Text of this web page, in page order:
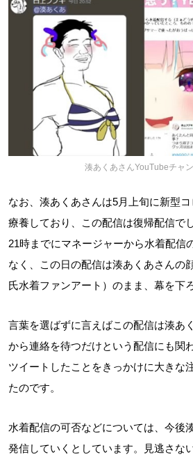
湊あくあさんYouTubeチャ
なお、湊あくあさんは5月上旬に新型
療養しており、この配信は復帰配信で
21時までにマネージャーから水着配信
なく、この日の配信は湊あくあさんの
氏水着ファンアート）のまま、幕を下
言葉を選ばずに言えばこの配信は湊あ
から連絡を待つだけという配信にも関
ツイートしたことをきっかけに大きな
たのです。
水着配信の可否などについては、今後
発信していくとしています。見逃さな